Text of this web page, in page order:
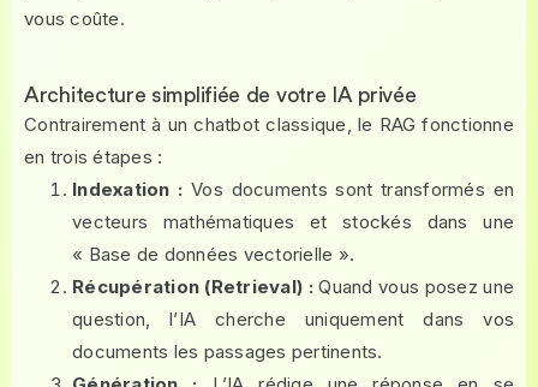
vous coûte.
Architecture simplifiée de votre IA privée
Contrairement à un chatbot classique, le RAG fonctionne
en trois étapes :
Indexation : Vos documents sont transformés en
vecteurs mathématiques et stockés dans une
« Base de données vectorielle ».
Récupération (Retrieval) : Quand vous posez une
question, l’IA cherche uniquement dans vos
documents les passages pertinents.